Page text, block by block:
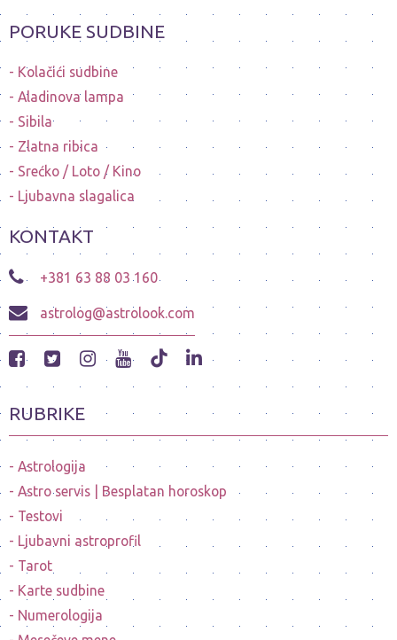
PORUKE SUDBINE
Kolačići sudbine
Aladinova lampa
Sibila
Zlatna ribica
Srećko / Loto / Kino
Ljubavna slagalica
KONTAKT
+381 63 88 03 160
astrolog@astrolook.com
RUBRIKE
Astrologija
Astro servis | Besplatan horoskop
Testovi
Ljubavni astroprofil
Tarot
Karte sudbine
Numerologija